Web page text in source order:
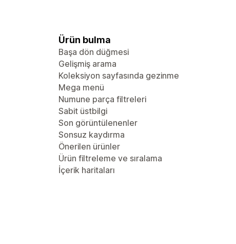
Ürün bulma
Başa dön düğmesi
Gelişmiş arama
Koleksiyon sayfasında gezinme
Mega menü
Numune parça filtreleri
Sabit üstbilgi
Son görüntülenenler
Sonsuz kaydırma
Önerilen ürünler
Ürün filtreleme ve sıralama
İçerik haritaları